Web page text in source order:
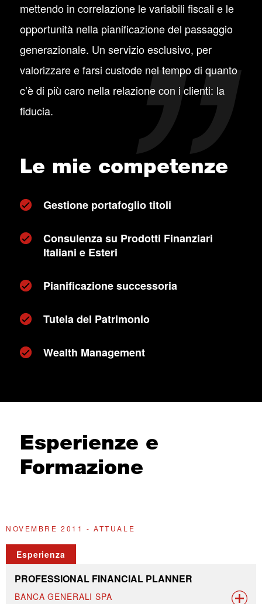
mettendo in correlazione le variabili fiscali e le
opportunità nella pianificazione del passaggio
generazionale. Un servizio esclusivo, per
valorizzare e farsi custode nel tempo di quanto
c’è di più caro nella relazione con i clienti: la
fiducia.
Le mie competenze
Gestione portafoglio titoli
Consulenza su Prodotti Finanziari
Italiani e Esteri
Pianificazione successoria
Tutela del Patrimonio
Wealth Management
Esperienze e
Formazione
NOVEMBRE 2011 - ATTUALE
Esperienza
PROFESSIONAL FINANCIAL PLANNER
BANCA GENERALI SPA